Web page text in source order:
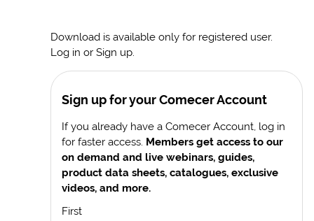
Download is available only for registered user.
Log in or Sign up.
Sign up for your Comecer Account
If you already have a Comecer Account, log in
for faster access. Members get access to our
on demand and live webinars, guides,
product data sheets, catalogues, exclusive
videos, and more.
First